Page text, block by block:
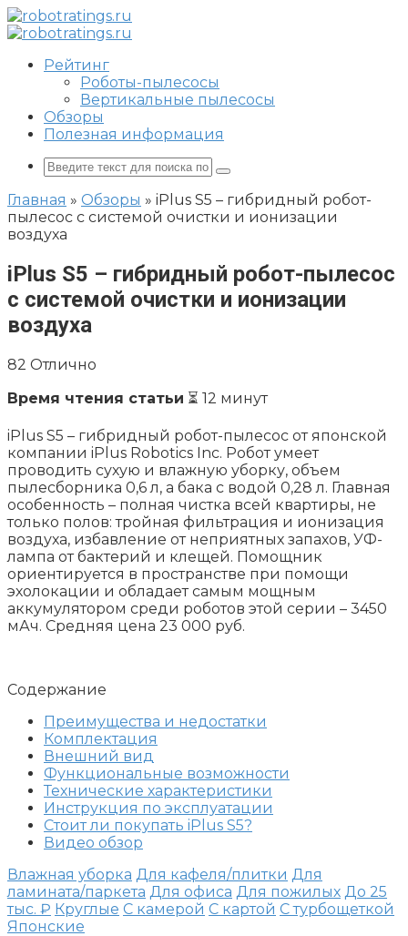
Перейти
к
Рейтинг
Роботы-пылесосы
Вертикальные пылесосы
Обзоры
Полезная информация
Поиск:
Главная » Обзоры » iPlus S5 – гибридный робот-
пылесос с системой очистки и ионизации
воздуха
iPlus S5 – гибридный робот-пылесос
с системой очистки и ионизации
воздуха
82 Отлично
Время чтения статьи ⏳ 12 минут
iPlus S5 – гибридный робот-пылесос от японской
компании iPlus Robotics Inc. Робот умеет
проводить сухую и влажную уборку, объем
пылесборника 0,6 л, а бака с водой 0,28 л. Главная
особенность – полная чистка всей квартиры, не
только полов: тройная фильтрация и ионизация
воздуха, избавление от неприятных запахов, УФ-
лампа от бактерий и клещей. Помощник
ориентируется в пространстве при помощи
эхолокации и обладает самым мощным
аккумулятором среди роботов этой серии – 3450
мАч. Средняя цена 23 000 руб.
Содержание
Преимущества и недостатки
Комплектация
Внешний вид
Функциональные возможности
Технические характеристики
Инструкция по эксплуатации
Стоит ли покупать iPlus S5?
Видео обзор
Влажная уборка Для кафеля/плитки Для
ламината/паркета Для офиса Для пожилых До 25
тыс. ₽ Круглые С камерой С картой С турбощеткой
Японские